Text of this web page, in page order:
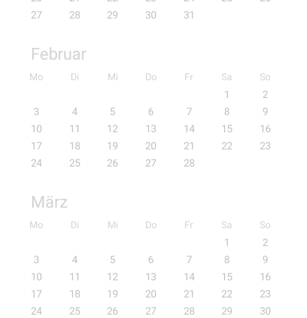
27
28 29 30 31
Februar
Mo Di Mi Do Fr Sa So
1
2
3
4 5 6 7 8
9
10
11 12 13 14 15
16
17
18 19 20 21 22
23
24
25 26 27 28
März
Mo Di Mi Do Fr Sa So
1
2
3
4 5 6 7 8
9
10
11 12 13 14 15
16
17
18 19 20 21 22
23
24
25 26 27 28 29
30